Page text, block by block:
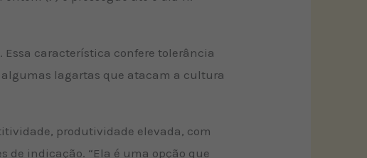
Essa característica confere tolerância
lagartas que atacam a cultura
produtividade elevada, com
de indicação. “Ela é uma opção que